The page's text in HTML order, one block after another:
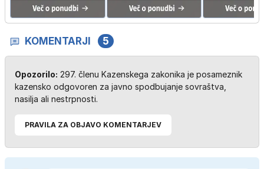
KOMENTARJI 5
Opozorilo: 297. členu Kazenskega zakonika je posameznik
kazensko odgovoren za javno spodbujanje sovraštva,
nasilja ali nestrpnosti.
PRAVILA ZA OBJAVO KOMENTARJEV